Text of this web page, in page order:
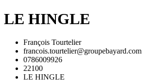
LE HINGLE
François Tourtelier
francois.tourtelier@groupebayard.com
0786009926
22100
LE HINGLE